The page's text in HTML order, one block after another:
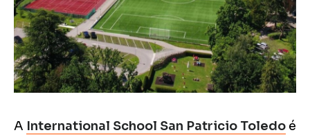
A International School San Patricio Toledo é